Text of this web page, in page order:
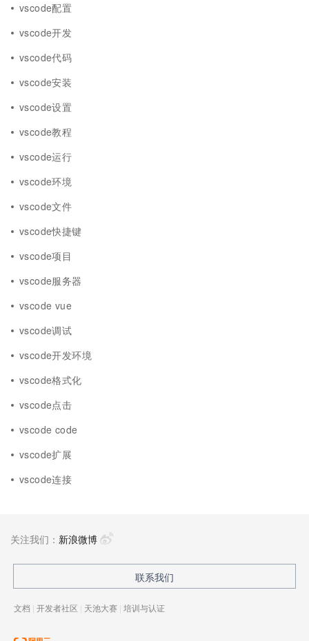
vscode配置
vscode开发
vscode代码
vscode安装
vscode设置
vscode教程
vscode运行
vscode环境
vscode文件
vscode快捷键
vscode项目
vscode服务器
vscode vue
vscode调试
vscode开发环境
vscode格式化
vscode点击
vscode code
vscode扩展
vscode连接
关注我们： 新浪微博
联系我们
文档 | 开发者社区 | 天池大赛 | 培训与认证